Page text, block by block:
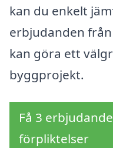
kan du enkelt
erbjudanden
kan göra ett
byggprojekt.
Få 3
förpliktelser